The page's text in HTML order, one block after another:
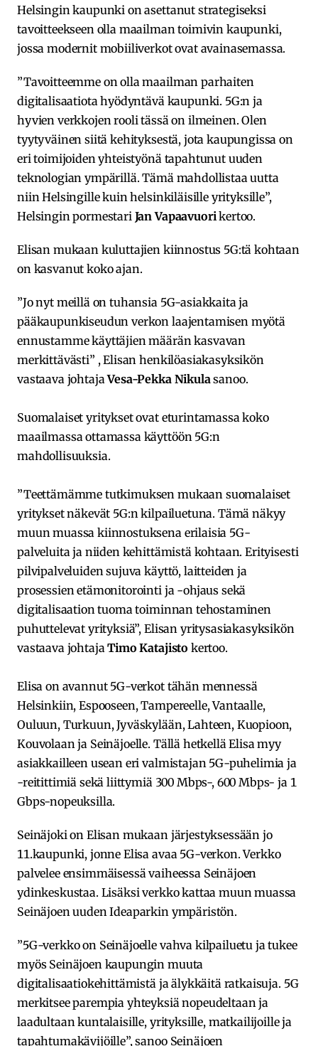
Helsingin kaupunki on asettanut strategiseksi
tavoitteekseen olla maailman toimivin kaupunki,
jossa modernit mobiiliverkot ovat avainasemassa.
”Tavoitteemme on olla maailman parhaiten
digitalisaatiota hyödyntävä kaupunki. 5G:n ja
hyvien verkkojen rooli tässä on ilmeinen. Olen
tyytyväinen siitä kehityksestä, jota kaupungissa on
eri toimijoiden yhteistyönä tapahtunut uuden
teknologian ympärillä. Tämä mahdollistaa uutta
niin Helsingille kuin helsinkiläisille yrityksille”,
Helsingin pormestari Jan Vapaavuorikertoo.
Elisan mukaan kuluttajien kiinnostus 5G:tä kohtaan
on kasvanut koko ajan.
”Jo nyt meillä on tuhansia 5G-asiakkaita ja
pääkaupunkiseudun verkon laajentamisen myötä
ennustamme käyttäjien määrän kasvavan
merkittävästi” , Elisan henkilöasiakasyksikön
vastaava johtajaVesa-Pekka Nikula sanoo.
Suomalaiset yritykset ovat eturintamassa koko
maailmassa ottamassa käyttöön 5G:n
mahdollisuuksia.
”Teettämämme tutkimuksen mukaan suomalaiset
yritykset näkevät 5G:n kilpailuetuna. Tämä näkyy
muun muassa kiinnostuksena erilaisia 5G-
palveluita ja niiden kehittämistä kohtaan. Erityisesti
pilvipalveluiden sujuva käyttö, laitteiden ja
prosessien etämonitorointi ja -ohjaus sekä
digitalisaation tuoma toiminnan tehostaminen
puhuttelevat yrityksiä”, Elisan yritysasiakasyksikön
vastaava johtajaTimo Katajisto kertoo.
Elisa on avannut 5G-verkot tähän mennessä
Helsinkiin, Espooseen, Tampereelle, Vantaalle,
Ouluun, Turkuun, Jyväskylään, Lahteen, Kuopioon,
Kouvolaan ja Seinäjoelle. Tällä hetkellä Elisa myy
asiakkailleen usean eri valmistajan 5G-puhelimia ja
-reitittimiä sekä liittymiä 300 Mbps-, 600 Mbps- ja 1
Gbps-nopeuksilla.
Seinäjoki on Elisan mukaan järjestyksessään jo
11.kaupunki, jonne Elisa avaa 5G-verkon. Verkko
palvelee ensimmäisessä vaiheessa Seinäjoen
ydinkeskustaa. Lisäksi verkko kattaa muun muassa
Seinäjoen uuden Ideaparkin ympäristön.
”5G-verkko on Seinäjoelle vahva kilpailuetu ja tukee
myös Seinäjoen kaupungin muuta
digitalisaatiokehittämistä ja älykkäitä ratkaisuja. 5G
merkitsee parempia yhteyksiä nopeudeltaan ja
laadultaan kuntalaisille, yrityksille, matkailijoille ja
tapahtumakävijöille”, sanoo Seinäjoen